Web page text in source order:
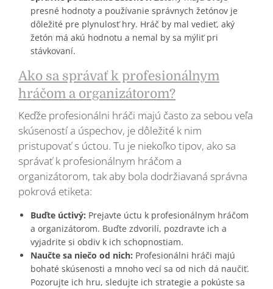
presné hodnoty a používanie správnych žetónov je
dôležité pre plynulosť hry. Hráč by mal vedieť, aký
žetón má akú hodnotu a nemal by sa mýliť pri
stávkovaní.
Ako sa správať k profesionálnym
hráčom a organizátorom?
Keďže profesionálni hráči majú často za sebou veľa
skúseností a úspechov, je dôležité k nim
pristupovať s úctou. Tu je niekoľko tipov, ako sa
správať k profesionálnym hráčom a
organizátorom, tak aby bola dodržiavaná správna
pokrová etiketa:
Buďte úctivý: Prejavte úctu k profesionálnym hráčom
a organizátorom. Buďte zdvorilí, pozdravte ich a
vyjadrite si obdiv k ich schopnostiam.
Naučte sa niečo od nich: Profesionálni hráči majú
bohaté skúsenosti a mnoho vecí sa od nich dá naučiť.
Pozorujte ich hru, sledujte ich strategie a pokúste sa